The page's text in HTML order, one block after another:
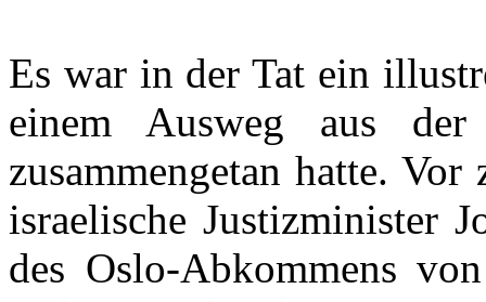
Es war in der Tat ein
einem Ausweg aus der
zusammengetan hatte.
israelische Justizminister
des Oslo-Abkommens